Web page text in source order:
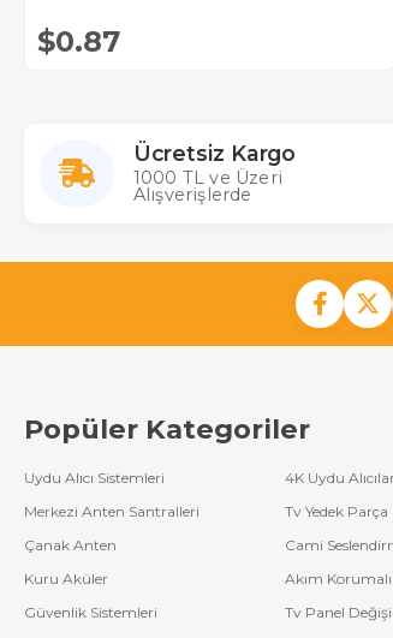
$0.87
Ücretsiz Kargo
1000 TL ve Üzeri
Alışverişlerde
Popüler Kategoriler
Uydu Alıcı Sistemleri 4K Uydu
Merkezi Anten Santralleri
Tv Yedek Parça
Çanak Anten
Cami
Kuru Aküler
Akım
Güvenlik Sistemleri
Tv Panel